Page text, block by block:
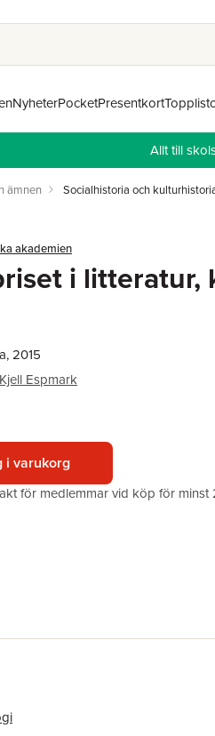
NyheterPocketPresentkort
Allt till
ämnen Socialhistoria och
akademien
i litteratur,
2015
Kjell Espmark
i varukorg
för medlemmar vid köp för minst